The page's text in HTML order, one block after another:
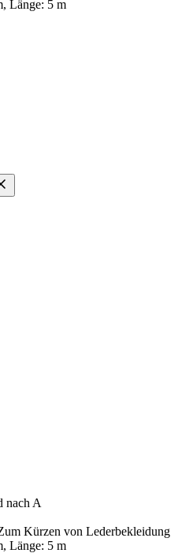
Länge: 5 m
nach A
Kürzen von Lederbekleidung
Länge: 5 m